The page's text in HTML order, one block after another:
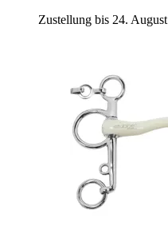
Zustellung bis 24. August